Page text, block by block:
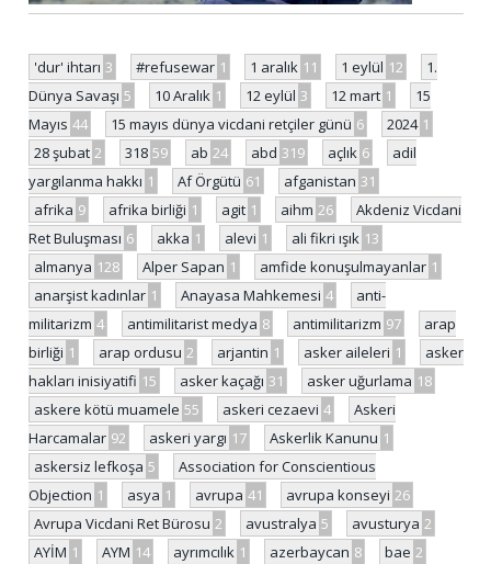
'dur' ihtarı 3 #refusewar 1 1 aralık 11 1 eylül 12
1.
Dünya Savaşı 5 10 Aralık 1 12 eylül 3 12 mart 1
15
Mayıs 44 15 mayıs dünya vicdani retçiler günü 6 2024 1
28 şubat 2 318 59 ab 24 abd 319 açlık 6
adil
yargılanma hakkı 1 Af Örgütü 61 afganistan 31
afrika 9 afrika birliği 1 agit 1 aihm 26
Akdeniz Vicdani
Ret Buluşması 6 akka 1 alevi 1 ali fikri ışık 13
almanya 128 Alper Sapan 1 amfide konuşulmayanlar 1
anarşist kadınlar 1 Anayasa Mahkemesi 4
anti-
militarizm 4 antimilitarist medya 8 antimilitarizm 97
arap
birliği 1 arap ordusu 2 arjantin 1 asker aileleri 1
asker
hakları inisiyatifi 15 asker kaçağı 31 asker uğurlama 18
askere kötü muamele 55 askeri cezaevi 4
Askeri
Harcamalar 92 askeri yargı 17 Askerlik Kanunu 1
askersiz lefkoşa 5
Association for Conscientious
Objection 1 asya 1 avrupa 41 avrupa konseyi 26
Avrupa Vicdani Ret Bürosu 2 avustralya 5 avusturya 2
AYİM 1 AYM 14 ayrımcılık 1 azerbaycan 8 bae 2